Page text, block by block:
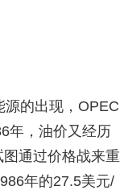
的出现，OPEC
年，油价又经历
通过价格战来重
年的27.5美元/